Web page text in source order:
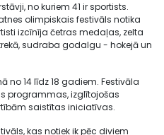
no kuriem 41 ir sportists.
olimpiskais festivāls notika
izcīnīja četras medaļas, zelta
sudraba godalgu - hokejā un
no 14 līdz 18 gadiem. Festivāla
programmas, izglītojošas
saistītas iniciatīvas.
kas notiek ik pēc diviem